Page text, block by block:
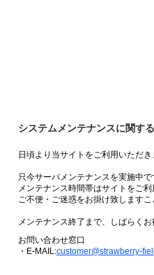
システムメンテナンスに関す
日頃より当サイトをご利用いただ
只今サーバメンテナンスを実施中で
メンテナンス時間帯はサイトをご
ご不便・ご迷惑をお掛け致しますこ
メンテナンス終了まで、しばらくお
お問い合わせ窓口
・E-MAIL:customer@strawberry-